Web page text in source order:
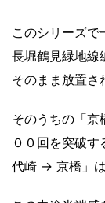
このシリーズで
長堀鶴見緑地線
そのまま放置さ
そのうちの「
００回を突破
代崎 → 京橋」は